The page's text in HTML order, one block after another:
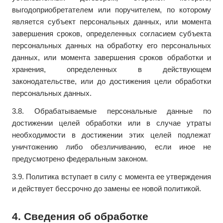
выгодоприобретателем или поручителем, по которому
является субъект персональных данных, или момента
завершения сроков, определенных согласием субъекта
персональных данных на обработку его персональных
данных, или момента завершения сроков обработки и
хранения, определенных в действующем
законодательстве, или до достижения цели обработки
персональных данных.
3.8. Обрабатываемые персональные данные по
достижении целей обработки или в случае утраты
необходимости в достижении этих целей подлежат
уничтожению либо обезличиванию, если иное не
предусмотрено федеральным законом.
3.9. Политика вступает в силу с момента ее утверждения
и действует бессрочно до замены ее новой политикой.
4. Сведения об обработке